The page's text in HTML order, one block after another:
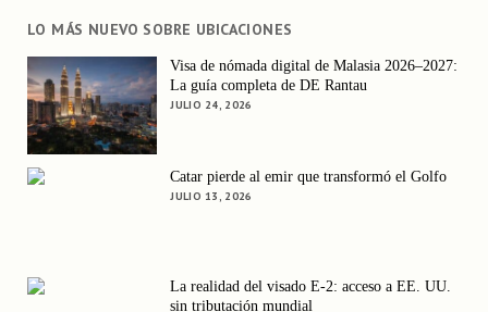
LO MÁS NUEVO SOBRE UBICACIONES
Visa de nómada digital de Malasia 2026–2027:
La guía completa de DE Rantau
JULIO 24, 2026
Catar pierde al emir que transformó el Golfo
JULIO 13, 2026
La realidad del visado E-2: acceso a EE. UU.
sin tributación mundial